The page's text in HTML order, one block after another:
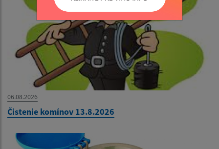
06.08.2026
Čistenie komínov 13.8.2026